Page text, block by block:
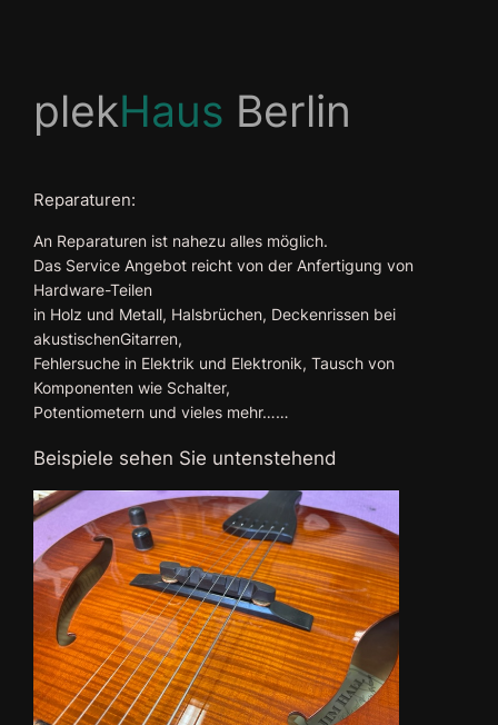
springen
plekHaus Berlin
Reparaturen:
An Reparaturen ist nahezu alles möglich.
Das Service Angebot reicht von der Anfertigung von
Hardware-Teilen
in Holz und Metall, Halsbrüchen, Deckenrissen bei
akustischenGitarren,
Fehlersuche in Elektrik und Elektronik, Tausch von
Komponenten wie Schalter,
Potentiometern und vieles mehr……
Beispiele sehen Sie untenstehend